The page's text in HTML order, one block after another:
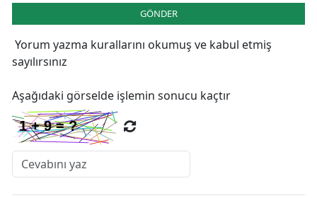
GÖNDER
Yorum yazma kurallarını okumuş ve kabul etmiş
sayılırsınız
Aşağıdaki görselde işlemin sonucu kaçtır